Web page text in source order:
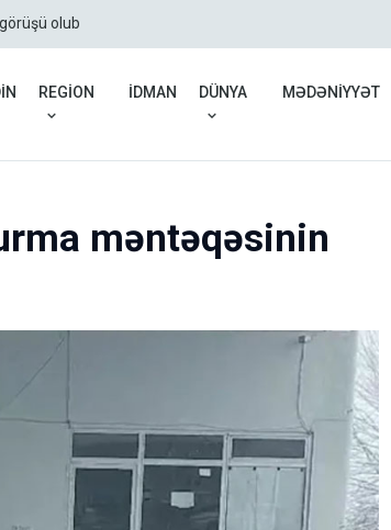
olub Rusiyadan
REGİON İDMAN DÜNYA MƏDƏNİYYƏT
məntəqəsinin